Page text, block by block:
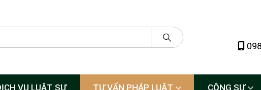
VỤ LUẬT SƯ TƯ VẤN PHÁP LUẬT CỘNG SỰ